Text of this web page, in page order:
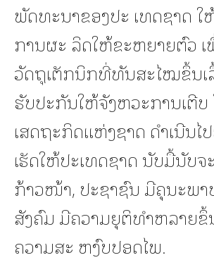
ພັດທະນາຂອງປະ ເທດຊາດ ໃ
ການຜະ ລິດໃຫ້ຂະຫຍາຍຕົວ
ວັດຖຸເຕັກນິກທີ່ທັນສະໄໝຂຶ້ນເ
ຮັບປະກັນໃຫ້ຈັງຫວະການເຕີບ
ເສດຖະກິດແຫ່ງຊາດ ດຳເນີນໄ
ເຮັດໃຫ້ປະເທດຊາດ ນັບມື້ນັບຈ
ກ້າວໜ້າ, ປະຊາຊົນ ມີຄຸນະພາ
ສັງຄົມ ມີຄວາມຍຸຕິທຳຫລາຍຂຶ້
ຄວາມສະ ຫງົບປອດໄພ.